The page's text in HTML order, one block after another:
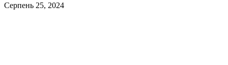
Серпень 25, 2024